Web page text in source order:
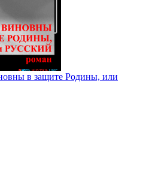
в защите Родины, или